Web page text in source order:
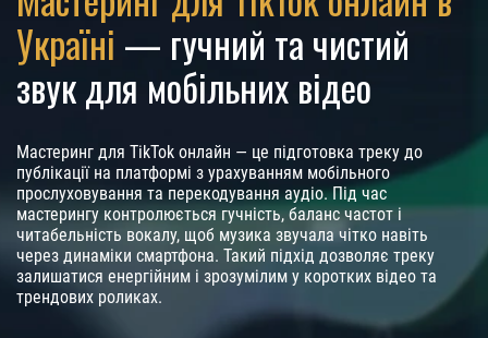
Україні — гучний та чистий
звук для мобільних відео
Мастеринг для TikTok онлайн — це підготовка треку до
публікації на платформі з урахуванням мобільного
прослуховування та перекодування аудіо. Під час
мастерингу контролюється гучність, баланс частот і
читабельність вокалу, щоб музика звучала чітко навіть
через динаміки смартфона. Такий підхід дозволяє треку
залишатися енергійним і зрозумілим у коротких відео та
трендових роликах.